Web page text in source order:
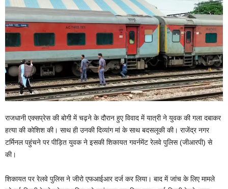
राजधानी एक्सप्रेस की बोगी में चढ़ने के दौरान हुए विवाद में यात्री ने युवक की गला दबाकर
हत्या की कोशिश की। साथ ही उनकी दिव्यांग मां के साथ बदसलूकी की। राजेंद्र नगर
टर्मिनल पहुंचने पर पीड़ित युवक ने इसकी शिकायत गवर्नमेंट रेलवे पुलिस (जीआरपी) से
की।
शिकायत पर रेलवे पुलिस ने जीरो एफआईआर दर्ज कर लिया। बाद में जांच के लिए मामले